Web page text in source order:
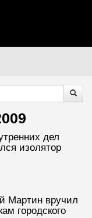
дел
изолятор
Мартин вручил
городского